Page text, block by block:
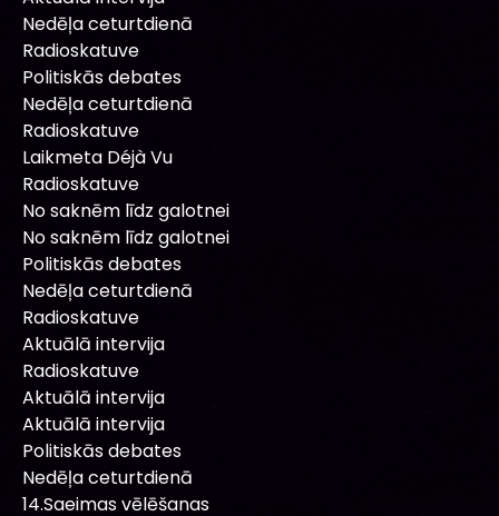
Nedēļa ceturtdienā
Radioskatuve
Politiskās debates
Nedēļa ceturtdienā
Radioskatuve
Laikmeta Déjà Vu
Radioskatuve
No saknēm līdz galotnei
No saknēm līdz galotnei
Politiskās debates
Nedēļa ceturtdienā
Radioskatuve
Aktuālā intervija
Radioskatuve
Aktuālā intervija
Aktuālā intervija
Politiskās debates
Nedēļa ceturtdienā
14.Saeimas vēlēšanas